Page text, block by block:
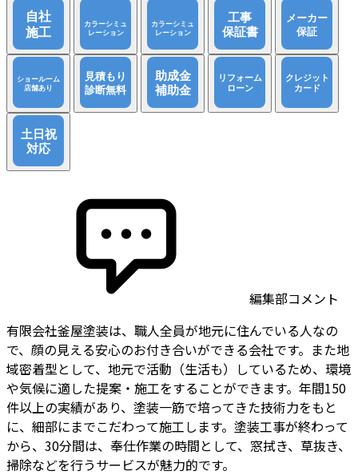
編集部コメント
有限会社釜屋塗装は、職人全員が地元に住んでいる人なの
で、顔の見える安心のお付き合いができる会社です。また地
域密着型として、地元で活動（生活も）しているため、環境
や気候に適した提案・施工をすることができます。年間150
件以上の実績があり、塗装一筋で培ってきた技術力をもと
に、細部にまでこだわって施工します。塗装工事が終わって
から、30分間は、奉仕作業の時間として、窓拭き、草抜き、
掃除などを行うサービスが魅力的です。